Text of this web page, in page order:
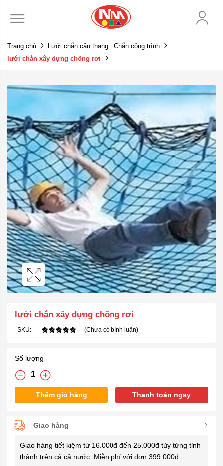
Trang chủ
Lưới chắn cầu thang , Chắn công trình
lưới chắn xây dựng chống rơi
lưới chắn xây dựng chống rơi
SKU: (Chưa có bình luận)
Số lượng
Thêm giỏ hàng Thanh toán ngay
Giao hàng
Giao hàng tiết kiệm từ 16.000đ đến 25.000đ tùy từng tỉnh
thành trên cả cả nước. Miễn phí với đơn 399.000đ